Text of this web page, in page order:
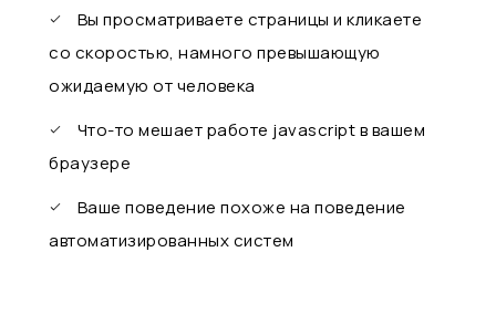
Вы просматриваете страницы и кликаете
со скоростью, намного превышающую
ожидаемую от человека
Что-то мешает работе javascript в вашем
браузере
Ваше поведение похоже на поведение
автоматизированных систем